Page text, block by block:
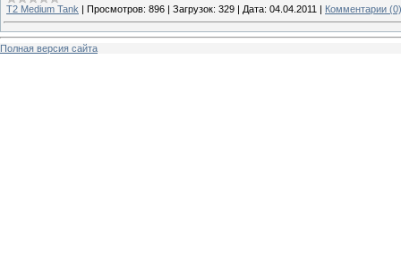
T2 Medium Tank | Просмотров: 896 | Загрузок: 329 | Дата: 04.04.2011 | Комментарии (0)
Полная версия сайта